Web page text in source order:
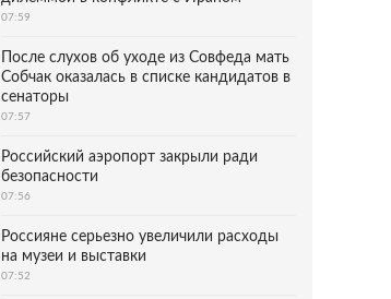
07:59
После слухов об уходе из Совфеда мать
Собчак оказалась в списке кандидатов в
сенаторы
07:57
Российский аэропорт закрыли ради
безопасности
07:56
Россияне серьезно увеличили расходы
на музеи и выставки
07:52